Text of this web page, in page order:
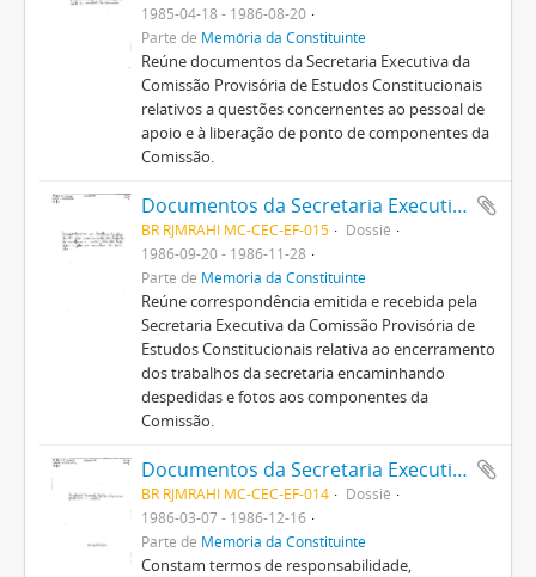
1985-04-18 - 1986-08-20
Parte de Memória da Constituinte
Reúne documentos da Secretaria Executiva da
Comissão Provisória de Estudos Constitucionais
relativos a questões concernentes ao pessoal de
apoio e à liberação de ponto de componentes da
Comissão.
Documentos da Secretaria Executiva da Comissão Provisória de Estudos Constitucionais
BR RJMRAHI MC-CEC-EF-015
Dossiê
1986-09-20 - 1986-11-28
Parte de Memória da Constituinte
Reúne correspondência emitida e recebida pela
Secretaria Executiva da Comissão Provisória de
Estudos Constitucionais relativa ao encerramento
dos trabalhos da secretaria encaminhando
despedidas e fotos aos componentes da
Comissão.
Documentos da Secretaria Executiva da Comissão Provisória de Estudos Constitucionais
BR RJMRAHI MC-CEC-EF-014
Dossiê
1986-03-07 - 1986-12-16
Parte de Memória da Constituinte
Constam termos de responsabilidade,